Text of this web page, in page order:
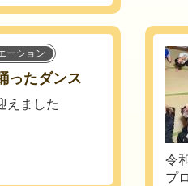
ーション
ったダンス
えました
令
プ